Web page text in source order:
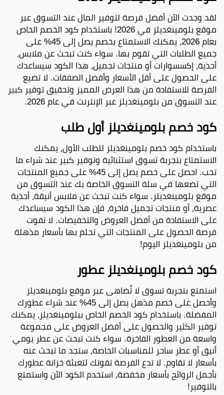
لقد وجدت الآن أفضل فرصة لتوفير المال عند التسوق عبر
موقع بلومينغديلز في 2026! باستخدام كود الخصم الخاص
بعام 2026، يمكنك الاستمتاع بخصم يصل إلى 45% على
جميع الطلبات التي تقوم بها. سواء كنت تبحث عن ملابس،
أحذية، إكسسوارات أو منتجات تجميل، هذا الكود سيساعدك
على الحصول على أقل الأسعار وأفضل الصفقات. لا تضيع
الفرصة للاستفادة من هذا العرض المميز وتحقيق توفير كبير
عند التسوق من بلومينغديلز عبر الإنترنت في عام 2026.
كود خصم بلومينغديلز أول طلب
باستخدام كود خصم بلومينغديلز للطلب الأول، يمكنك
الاستمتاع بتجربة تسوق استثنائية وتوفير كبير عند شراء ما
تحب. احصل على خصم يصل إلى 45% على جميع المنتجات
التي تضعها في سلة التسوق الخاصة بك عند التسوق من
موقع بلومينغديلز. سواء كنت تبحث عن ملابس أنيقة، أحذية
عصرية، أو منتجات تجميل فاخرة، فإن هذا الكود سيساعدك
على الاستفادة من أفضل العروض والتخفيضات. لا تفوت
فرصة الحصول على المنتجات التي تحلم بها بأسعار مذهلة
من بلومينغديلز اليوم!
كود خصم بلومينغديلز عطور
استمتع بتجربة تسوق لا تُضاهى عبر موقع بلومينغديلز
وأحصل على خصم مذهل يصل إلى 45% عند شراء عطورك
المفضلة. باستخدام كود الخصم الخاص ببلومينغديلز، يمكنك
توفير الكثير والحصول على أفضل العروض على مجموعة
واسعة من العطور الفاخرة. سواء كنت تبحث عن عطر يومي
أنيق أو عطر ساحر للمناسبات الخاصة، ستجد ما تبحث عنه
بأسعار لا تقاوم. لا تدع الفرصة تفوتك لتعبئة خزانة عطورك
بأجمل الروائح بأسعار مخفضة، استخدم الكود الآن واستمتع
بالتوفير!